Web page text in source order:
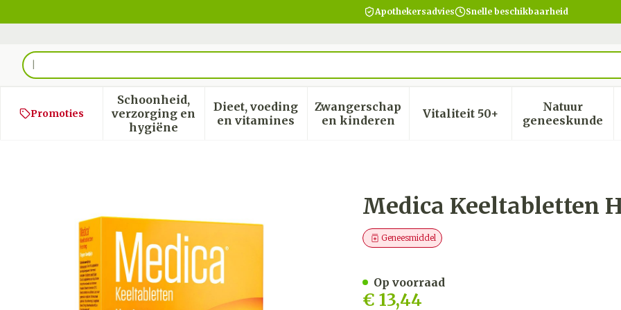
Apothekersadvies Snelle beschikbaarheid
Product, merk, categorie...
Promoties
Schoonheid,
verzorging en
hygiëne
Toon submenu voor Schoonheid, verzorging en hygiëne categorie
Dieet, voeding
en vitaminesToon submenu voor Dieet, voeding en vitamines categorie
Zwangerschap
en kinderenToon submenu voor Zwangerschap en
Vitaliteit 50+Toon submenu voor
Natuur
geneeskunde
Toon
Medica Keeltabletten Honing 36 zuigtabletten
Medica Keeltabletten
Geneesmiddel
€ 13,44
Op voorraad